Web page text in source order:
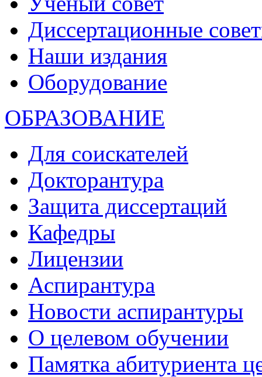
Диссертационные
Наши издания
Оборудование
ОБРАЗОВАНИЕ
Для соискателей
Докторантура
Защита диссертаций
Кафедры
Лицензии
Аспирантура
Новости аспирантуры
О целевом обучении
Памятка абитуриента